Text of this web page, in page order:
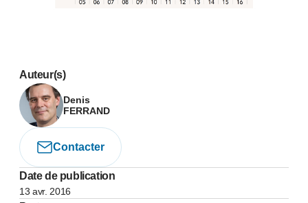
Auteur(s)
Denis
FERRAND
Contacter
Date de publication
13 avr. 2016